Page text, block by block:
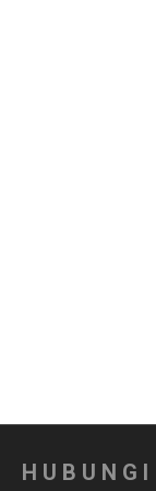
HUBUNGI